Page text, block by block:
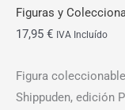
Figuras y
17,95 € IVA Incluído
Figura
Shippuden, edición